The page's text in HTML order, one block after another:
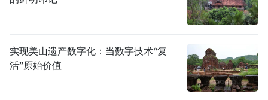
实现美山遗产数字化：当数字技术“复
活”原始价值